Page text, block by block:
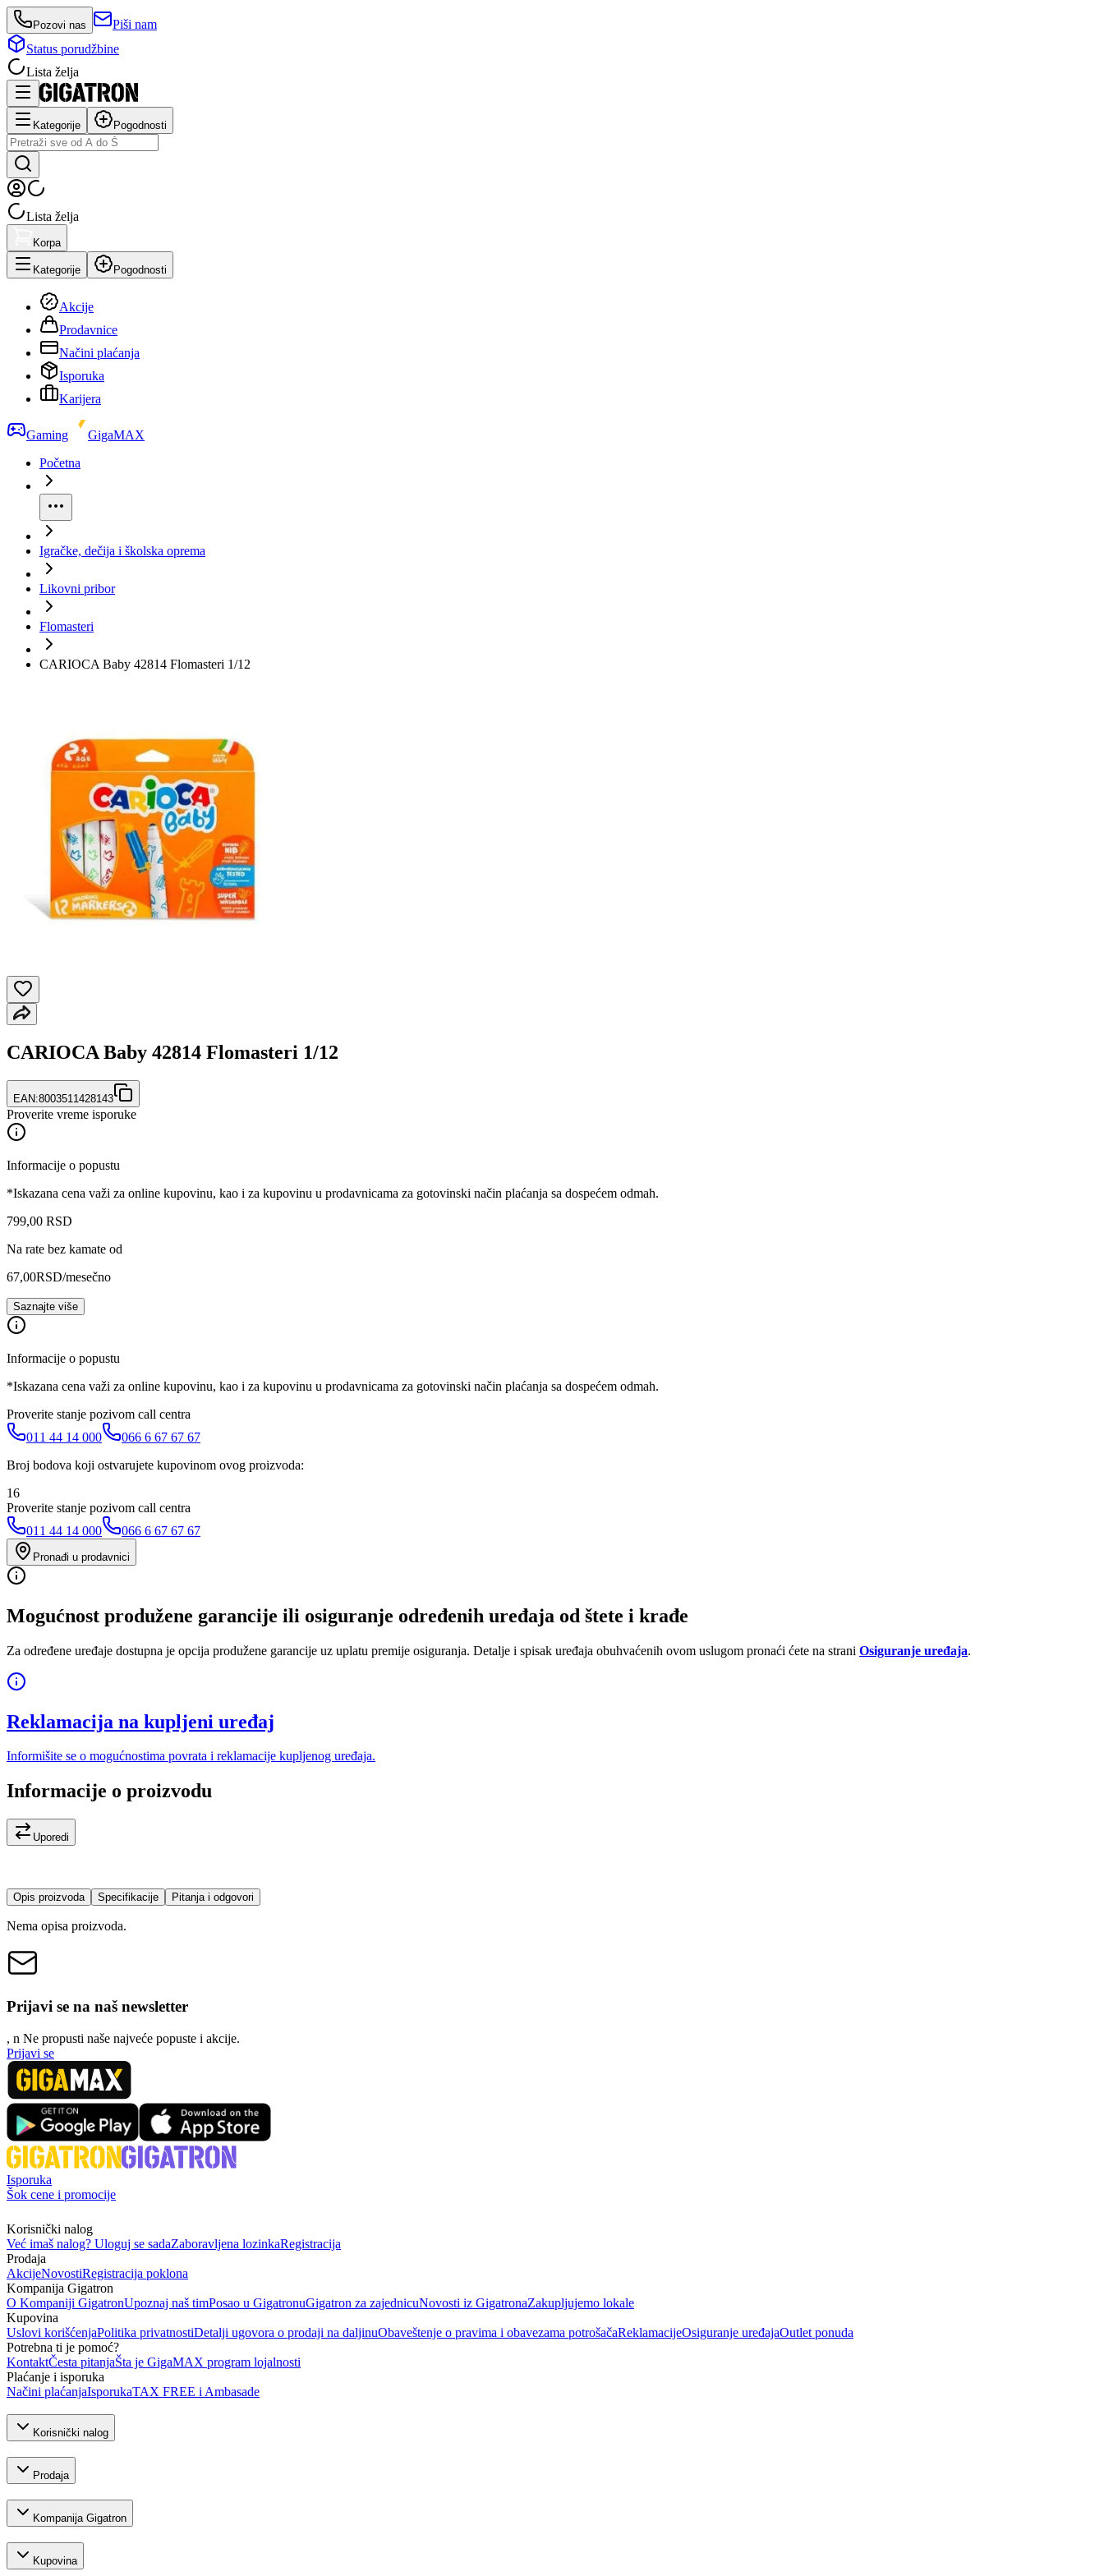
Pozovi nas
Piši nam
Status porudžbine
Lista želja
Kategorije Pogodnosti
Lista želja
Korpa
Kategorije Pogodnosti
Akcije
Prodavnice
Načini plaćanja
Isporuka
Karijera
Gaming
GigaMAX
Početna
Igračke, dečija i školska oprema
Likovni pribor
Flomasteri
CARIOCA Baby 42814 Flomasteri 1/12
CARIOCA Baby 42814 Flomasteri 1/12
EAN:8003511428143
Proverite vreme isporuke
Informacije o popustu
*Iskazana cena važi za online kupovinu, kao i za kupovinu u prodavnicama za gotovinski način plaćanja sa dospećem odmah.
799,00 RSD
Na rate bez kamate od
67,00RSD/mesečno
Saznajte više
Informacije o popustu
*Iskazana cena važi za online kupovinu, kao i za kupovinu u prodavnicama za gotovinski način plaćanja sa dospećem odmah.
Proverite stanje pozivom call centra
011 44 14 000
066 6 67 67 67
Broj bodova koji ostvarujete kupovinom ovog proizvoda:
16
Proverite stanje pozivom call centra
011 44 14 000
066 6 67 67 67
Pronađi u prodavnici
Mogućnost produžene garancije ili osiguranje određenih uređaja od štete i krađe
Za određene uređaje dostupna je opcija produžene garancije uz uplatu premije osiguranja. Detalje i spisak uređaja obuhvaćenih ovom uslugom pronaći ćete na strani Osiguranje uređaja.
Reklamacija na kupljeni uređaj
Informišite se o mogućnostima povrata i reklamacije kupljenog uređaja.
Informacije o proizvodu
Uporedi
Opis proizvoda Specifikacije Pitanja i odgovori
Nema opisa proizvoda.
Prijavi se na naš newsletter
, n Ne propusti naše najveće popuste i akcije.
Prijavi se
Isporuka
Šok cene i promocije
Korisnički nalog
Već imaš nalog? Uloguj se sadaZaboravljena lozinkaRegistracija
Prodaja
AkcijeNovostiRegistracija poklona
Kompanija Gigatron
O Kompaniji GigatronUpoznaj naš timPosao u GigatronuGigatron za zajednicuNovosti iz GigatronaZakupljujemo lokale
Kupovina
Uslovi korišćenjaPolitika privatnostiDetalji ugovora o prodaji na daljinuObaveštenje o pravima i obavezama potrošačaReklamacijeOsiguranje uređajaOutlet ponuda
Potrebna ti je pomoć?
KontaktČesta pitanjaŠta je GigaMAX program lojalnosti
Plaćanje i isporuka
Načini plaćanjaIsporukaTAX FREE i Ambasade
Korisnički nalog
Prodaja
Kompanija Gigatron
Kupovina